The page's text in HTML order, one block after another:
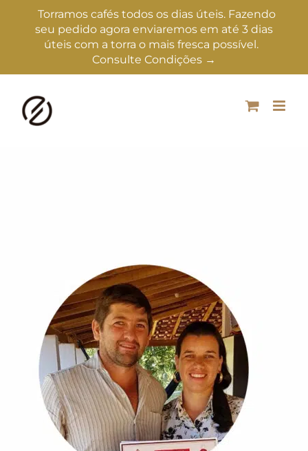
Torramos cafés todos os dias úteis. Fazendo
seu pedido agora enviaremos em até 3 dias
úteis com a torra o mais fresca possível.
Consulte Condições →